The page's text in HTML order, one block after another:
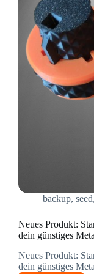
backup, seed,
Neues Produkt:
dein günstiges
Neues Produkt:
dein günstiges